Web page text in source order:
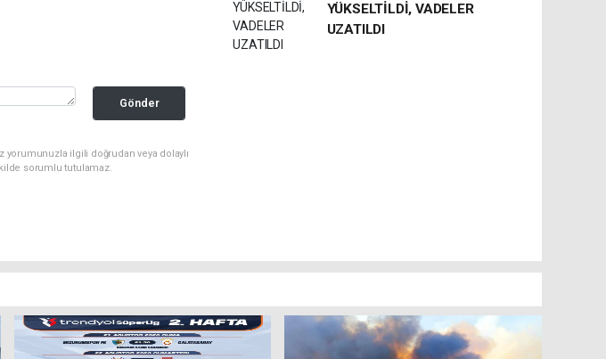
Gönder
yorumunuzla ilgili doğrudan veya dolaylı
sorumlu tutulamaz.
YÜKSELTİLDİ, VADELER
UZATILDI